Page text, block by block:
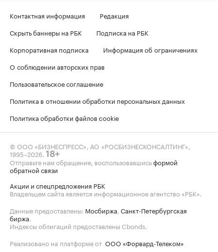
Контактная информация
Редакция
Скрыть баннеры на РБК
Подписка на РБК
Корпоративная подписка
Информация об ограничениях
О соблюдении авторских прав
Пользовательское соглашение
Политика в отношении обработки персональных данных
Политика обработки файлов cookie
© ООО «БИЗНЕСПРЕСС», АО «РОСБИЗНЕСКОНСАЛТИНГ»,
1995–2026. 18+
Отправьте нам обращение, воспользовавшисьформой
обратной связи
Акции и спецпредложения РБК
Владельцем сайта является информационное агентство «РБК».
Данные предоставлены: Мосбиржа, Санкт-Петербургская
биржа.
Индексы облигаций предоставлены Cbonds.
Реализовано на платформе от ООО «Форвард-Телеком»